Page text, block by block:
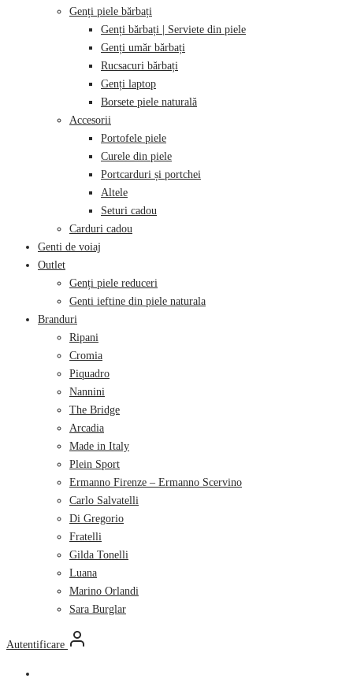
Genți piele bărbați
Genți bărbați | Serviete din piele
Genți umăr bărbați
Rucsacuri bărbați
Genți laptop
Borsete piele naturală
Accesorii
Portofele piele
Curele din piele
Portcarduri și portchei
Altele
Seturi cadou
Carduri cadou
Genti de voiaj
Outlet
Genți piele reduceri
Genti ieftine din piele naturala
Branduri
Ripani
Cromia
Piquadro
Nannini
The Bridge
Arcadia
Made in Italy
Plein Sport
Ermanno Firenze – Ermanno Scervino
Carlo Salvatelli
Di Gregorio
Fratelli
Gilda Tonelli
Luana
Marino Orlandi
Sara Burglar
Autentificare